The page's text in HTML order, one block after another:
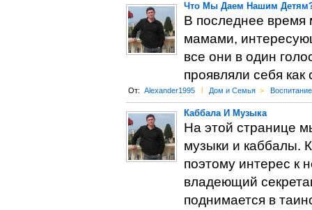
Что Мы Даем Нашим
В последнее время
мамами,
все они в один
проявляли себя
От: Alexander1995 l Дом и Семья >
Каббала И Музыка
На этой странице
музыки и каббалы.
поэтому интерес к
владеющий
поднимается в